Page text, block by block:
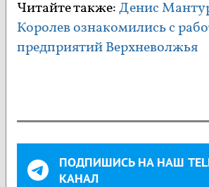
Читайте также:Денис
Королев ознакомились с
предприятий Верхневолжья
ПОДПИШИСЬ НА НАШ
КАНАЛ